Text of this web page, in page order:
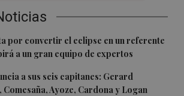
por convertir el eclipse en un referente
a un gran equipo de expertos
a sus seis capitanes: Gerard
Ayoze, Cardona y Logan